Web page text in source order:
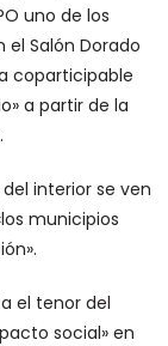
uno de los
Salón Dorado
coparticipable
a partir de la
interior se ven
municipios
el tenor del
social» en